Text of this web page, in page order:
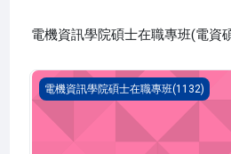
電機資訊學院碩士在職專班(電資
碩士論文 四(1132_P4EC000032A)
電機資訊學院碩士在職專班(1132)